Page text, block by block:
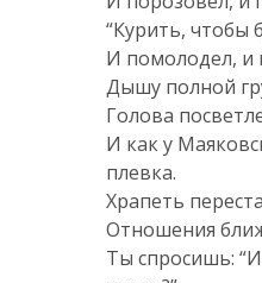
“Курить, чтобы
И помолодел, и
Дышу полной
Голова
И как у
плевка.
Храпеть
Отношения
Ты спросишь: